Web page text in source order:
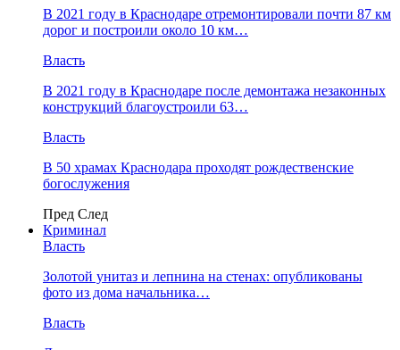
В 2021 году в Краснодаре отремонтировали почти 87 км
дорог и построили около 10 км…
Власть
В 2021 году в Краснодаре после демонтажа незаконных
конструкций благоустроили 63…
Власть
В 50 храмах Краснодара проходят рождественские
богослужения
Пред След
Криминал
Власть
​Золотой унитаз и лепнина на стенах: опубликованы
фото из дома начальника…
Власть